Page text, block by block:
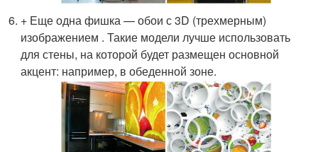
+ Еще одна фишка — обои с 3D (трехмерным)
изображением . Такие модели лучше использовать
для стены, на которой будет размещен основной
акцент: например, в обеденной зоне.